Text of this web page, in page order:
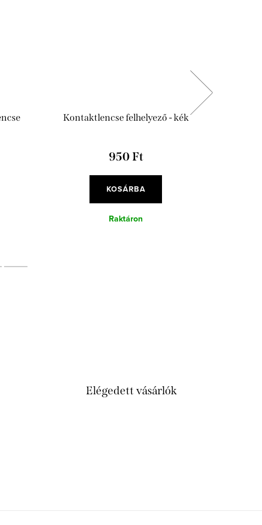
Kontaktlencse felhelyező - kék
950 Ft
KOSÁRBA
Raktáron
Elégedett vásárlók